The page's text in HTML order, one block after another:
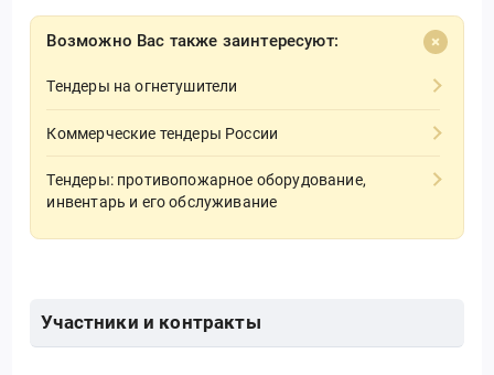
Возможно Вас также заинтересуют:
Тендеры на огнетушители
Коммерческие тендеры России
Тендеры: противопожарное оборудование,
инвентарь и его обслуживание
Участники и контракты